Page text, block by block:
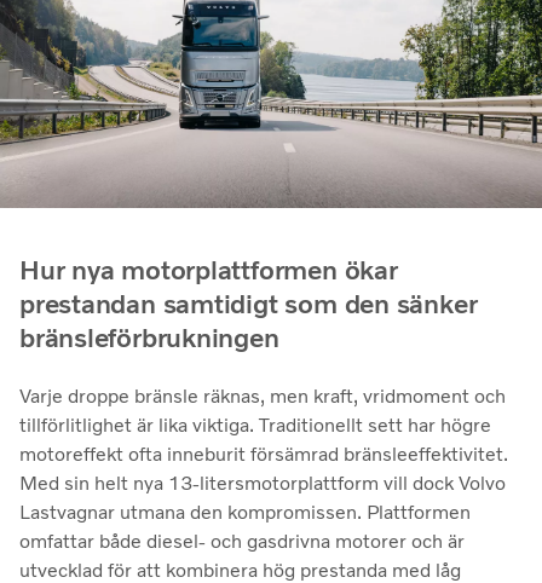
Hur nya motorplattformen ökar
prestandan samtidigt som den sänker
bränsleförbrukningen
Varje droppe bränsle räknas, men kraft, vridmoment och
tillförlitlighet är lika viktiga. Traditionellt sett har högre
motoreffekt ofta inneburit försämrad bränsleeffektivitet.
Med sin helt nya 13-litersmotorplattform vill dock Volvo
Lastvagnar utmana den kompromissen. Plattformen
omfattar både diesel- och gasdrivna motorer och är
utvecklad för att kombinera hög prestanda med låg